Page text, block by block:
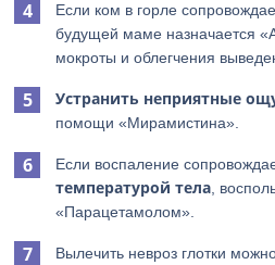
Если ком в горле
будущей маме назначается
мокроты и облегчения
Устранить неприятные
помощи «Мирамистина».
Если воспаление
температурой тела ,
«Парацетамолом».
Вылечить невроз глотки